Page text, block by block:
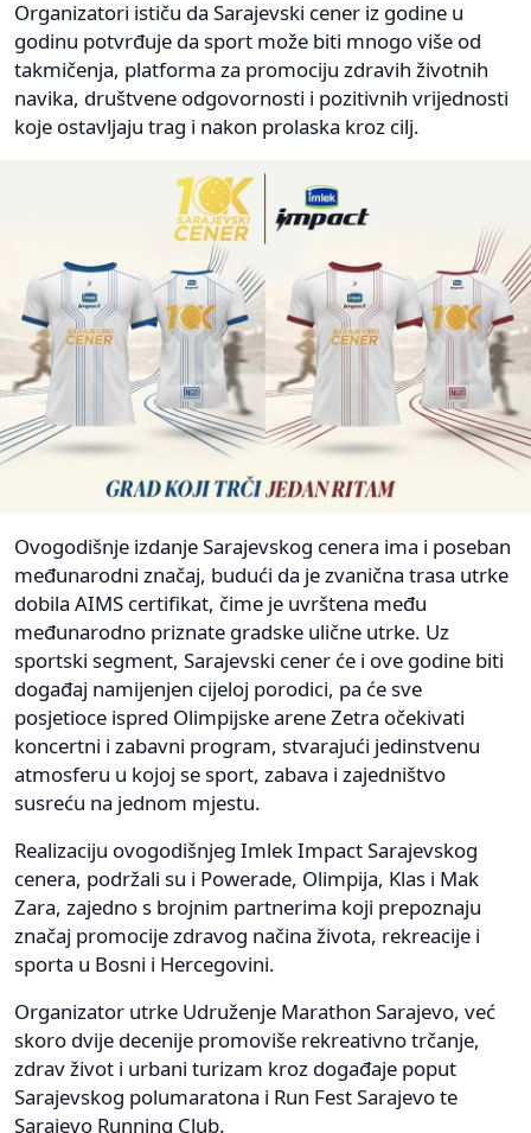
Organizatori ističu da Sarajevski cener iz godine u
godinu potvrđuje da sport može biti mnogo više od
takmičenja, platforma za promociju zdravih životnih
navika, društvene odgovornosti i pozitivnih vrijednosti
koje ostavljaju trag i nakon prolaska kroz cilj.
Ovogodišnje izdanje Sarajevskog cenera ima i poseban
međunarodni značaj, budući da je zvanična trasa utrke
dobila AIMS certifikat, čime je uvrštena među
međunarodno priznate gradske ulične utrke. Uz
sportski segment, Sarajevski cener će i ove godine biti
događaj namijenjen cijeloj porodici, pa će sve
posjetioce ispred Olimpijske arene Zetra očekivati
koncertni i zabavni program, stvarajući jedinstvenu
atmosferu u kojoj se sport, zabava i zajedništvo
susreću na jednom mjestu.
Realizaciju ovogodišnjeg Imlek Impact Sarajevskog
cenera, podržali su i Powerade, Olimpija, Klas i Mak
Zara, zajedno s brojnim partnerima koji prepoznaju
značaj promocije zdravog načina života, rekreacije i
sporta u Bosni i Hercegovini.
Organizator utrke Udruženje Marathon Sarajevo, već
skoro dvije decenije promoviše rekreativno trčanje,
zdrav život i urbani turizam kroz događaje poput
Sarajevskog polumaratona i Run Fest Sarajevo te
Sarajevo Running Club.